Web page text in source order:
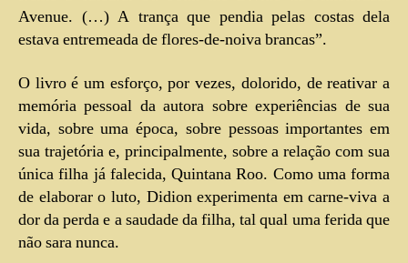
Avenue. (…) A trança que pendia pelas costas dela
estava entremeada de flores-de-noiva brancas”.
O livro é um esforço, por vezes, dolorido, de reativar a
memória pessoal da autora sobre experiências de sua
vida, sobre uma época, sobre pessoas importantes em
sua trajetória e, principalmente, sobre a relação com sua
única filha já falecida, Quintana Roo. Como uma forma
de elaborar o luto, Didion experimenta em carne-viva a
dor da perda e a saudade da filha, tal qual uma ferida que
não sara nunca.